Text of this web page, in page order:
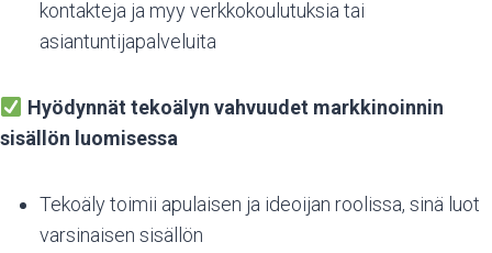
kontakteja ja myy verkkokoulutuksia tai
asiantuntijapalveluita
Hyödynnät tekoälyn vahvuudet markkinoinnin
sisällön luomisessa
Tekoäly toimii apulaisen ja ideoijan roolissa, sinä luot
varsinaisen sisällön